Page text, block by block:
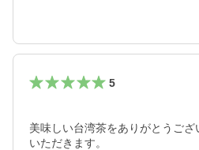
5
美味しい台湾茶をありがとうご
いただきます。